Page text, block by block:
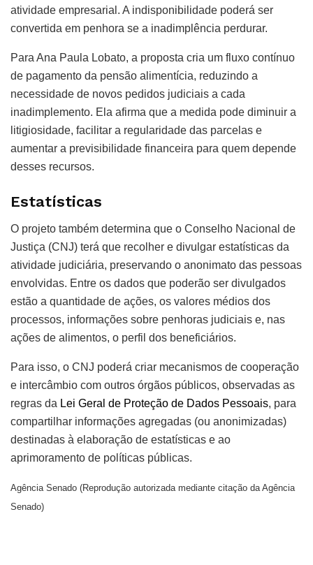
atividade empresarial. A indisponibilidade poderá ser
convertida em penhora se a inadimplência perdurar.
Para Ana Paula Lobato, a proposta cria um fluxo contínuo
de pagamento da pensão alimentícia, reduzindo a
necessidade de novos pedidos judiciais a cada
inadimplemento. Ela afirma que a medida pode diminuir a
litigiosidade, facilitar a regularidade das parcelas e
aumentar a previsibilidade financeira para quem depende
desses recursos.
Estatísticas
O projeto também determina que o Conselho Nacional de
Justiça (CNJ) terá que recolher e divulgar estatísticas da
atividade judiciária, preservando o anonimato das pessoas
envolvidas. Entre os dados que poderão ser divulgados
estão a quantidade de ações, os valores médios dos
processos, informações sobre penhoras judiciais e, nas
ações de alimentos, o perfil dos beneficiários.
Para isso, o CNJ poderá criar mecanismos de cooperação
e intercâmbio com outros órgãos públicos, observadas as
regras da Lei Geral de Proteção de Dados Pessoais, para
compartilhar informações agregadas (ou anonimizadas)
destinadas à elaboração de estatísticas e ao
aprimoramento de políticas públicas.
Agência Senado (Reprodução autorizada mediante citação da Agência
Senado)